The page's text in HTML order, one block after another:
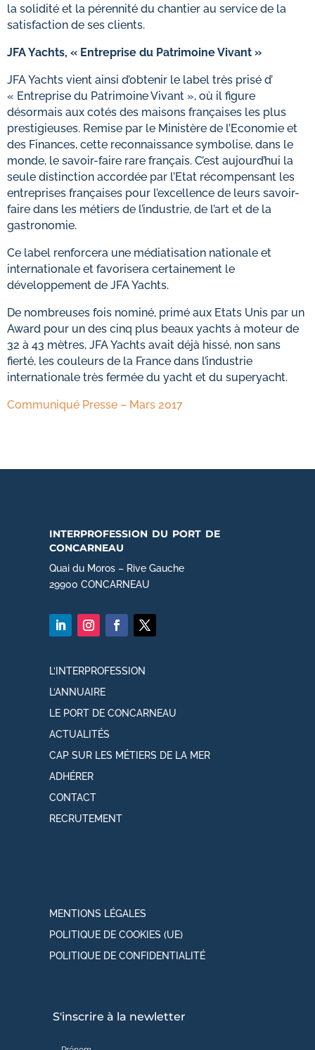
la solidité et la pérennité du chantier au service de la
satisfaction de ses clients.
JFA Yachts, « Entreprise du Patrimoine Vivant »
JFA Yachts vient ainsi d’obtenir le label très prisé d’
« Entreprise du Patrimoine Vivant », où il figure
désormais aux cotés des maisons françaises les plus
prestigieuses. Remise par le Ministère de l’Economie et
des Finances, cette reconnaissance symbolise, dans le
monde, le savoir-faire rare français. C’est aujourd’hui la
seule distinction accordée par l’Etat récompensant les
entreprises françaises pour l’excellence de leurs savoir-
faire dans les métiers de l’industrie, de l’art et de la
gastronomie.
Ce label renforcera une médiatisation nationale et
internationale et favorisera certainement le
développement de JFA Yachts.
De nombreuses fois nominé, primé aux Etats Unis par un
Award pour un des cinq plus beaux yachts à moteur de
32 à 43 mètres, JFA Yachts avait déjà hissé, non sans
fierté, les couleurs de la France dans l’industrie
internationale très fermée du yacht et du superyacht.
Communiqué Presse – Mars 2017
interprofession du port de
concarneau
Quai du Moros – Rive Gauche
29900 CONCARNEAU
L’INTERPROFESSION
L’ANNUAIRE
LE PORT DE CONCARNEAU
ACTUALITÉS
CAP SUR LES MÉTIERS DE LA MER
ADHÉRER
CONTACT
RECRUTEMENT
MENTIONS LÉGALES
POLITIQUE DE COOKIES (UE)
POLITIQUE DE CONFIDENTIALITÉ
S'inscrire à la newletter